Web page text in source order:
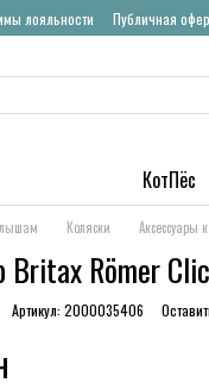
лояльности Публичная
КотПёс
Коляски Аксессуары
Britax Römer
Артикул: 2000035406